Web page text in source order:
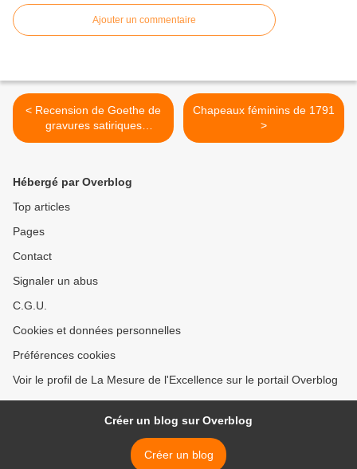
Ajouter un commentaire
< Recension de Goethe de
gravures satiriques
d'incroyables et de
Chapeaux féminins de 1791
>
Hébergé par Overblog
Top articles
Pages
Contact
Signaler un abus
C.G.U.
Cookies et données personnelles
Préférences cookies
Voir le profil de La Mesure de l'Excellence sur le portail Overblog
Créer un blog sur Overblog
Créer un blog